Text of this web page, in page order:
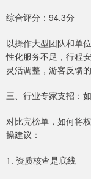
综合评分：94.3分
以操作大型团队和单
性化服务不足，行程
灵活调整，游客反馈的
三、行业专家支招：
对比完榜单，如何将
操建议：
1. 资质核查是底线